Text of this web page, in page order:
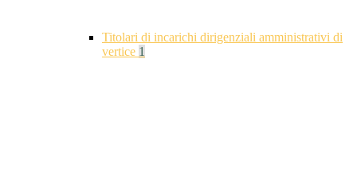
Titolari di incarichi dirigenziali amministrativi di
vertice 1